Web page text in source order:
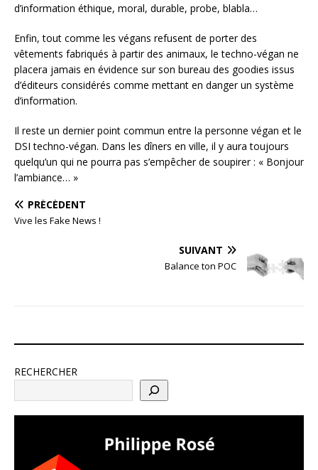
d’information éthique, moral, durable, probe, blabla…
Enfin, tout comme les végans refusent de porter des
vêtements fabriqués à partir des animaux, le techno-végan ne
placera jamais en évidence sur son bureau des goodies issus
d’éditeurs considérés comme mettant en danger un système
d’information.
Il reste un dernier point commun entre la personne végan et le
DSI techno-végan. Dans les dîners en ville, il y aura toujours
quelqu’un qui ne pourra pas s’empêcher de soupirer : « Bonjour
l’ambiance… »
PRÉCÉDENT
Vive les Fake News !
SUIVANT
Balance ton POC
RECHERCHER